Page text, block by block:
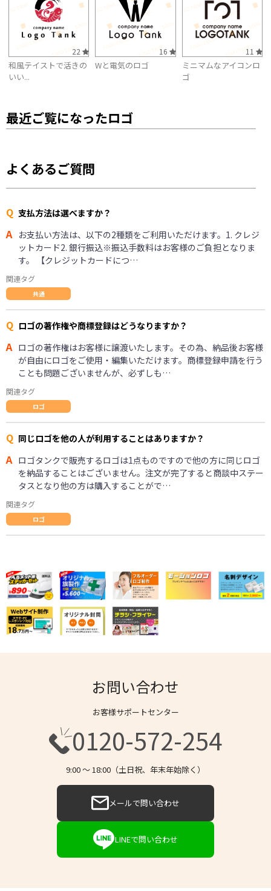
22
和風テイストで活きの
いい...
16
Wと電気のロゴ
11
ミニマムなアイコンロ
ゴ
最近ご覧になったロゴ
よくあるご質問
Q 支払方法は選べますか？
A お支払い方法は、以下の2種類をご利用いただけます。1. クレジ
ットカード2. 銀行振込※振込手数料はお客様のご負担となりま
す。 【クレジットカードにつ…
関連タグ
共通
Q ロゴの著作権や商標登録はどうなりますか？
A ロゴの著作権はお客様に譲渡いたします。その為、納品後お客様
が自由にロゴをご使用・編集いただけます。商標登録申請を行う
ことも問題ございませんが、必ずしも…
関連タグ
ロゴ
Q 同じロゴを他の人が利用することはありますか？
A ロゴタンクで販売するロゴは1点ものですので他の方に同じロゴ
を納品することはございません。注文が完了すると商談中ステー
タスとなり他の方は購入することがで…
関連タグ
ロゴ
お問い合わせ
お客様サポートセンター
0120-572-254
9:00 〜 18:00（土日祝、年末年始除く）
メールで問い合わせ
LINEで問い合わせ